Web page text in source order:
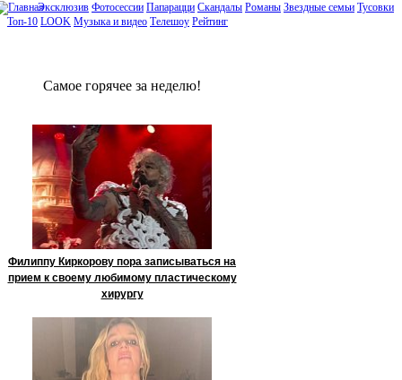
Эксклюзив Фотосессии Папарацци Скандалы Романы Звездные семьи Тусовки
Топ-10 LOOK Музыка и видео Телешоу Рейтинг
Сaмое гoрячее за неделю!
Филиппу Киркорову пора записываться на
прием к своему любимому пластическому
хирургу